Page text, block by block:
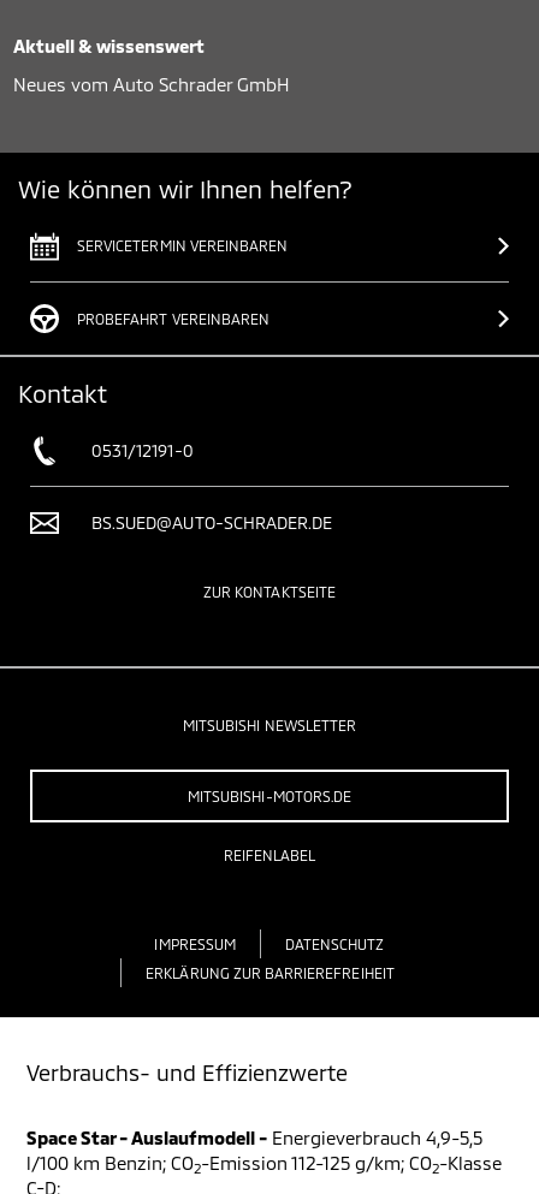
Aktuell & wissenswert
Neues vom Auto Schrader GmbH
Wie können wir Ihnen helfen?
SERVICETERMIN VEREINBAREN
PROBEFAHRT VEREINBAREN
Kontakt
0531/12191-0
BS.SUED@AUTO-SCHRADER.DE
ZUR KONTAKTSEITE
MITSUBISHI NEWSLETTER
MITSUBISHI-MOTORS.DE
REIFENLABEL
IMPRESSUM
DATENSCHUTZ
ERKLÄRUNG ZUR BARRIEREFREIHEIT
Verbrauchs- und Effizienzwerte
Space Star - Auslaufmodell - Energieverbrauch 4,9-5,5
l/100 km Benzin; CO2-Emission 112-125 g/km; CO2-Klasse
C-D;